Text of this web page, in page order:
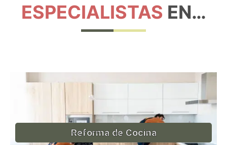
ESPECIALISTAS EN…
Reforma de Cocina